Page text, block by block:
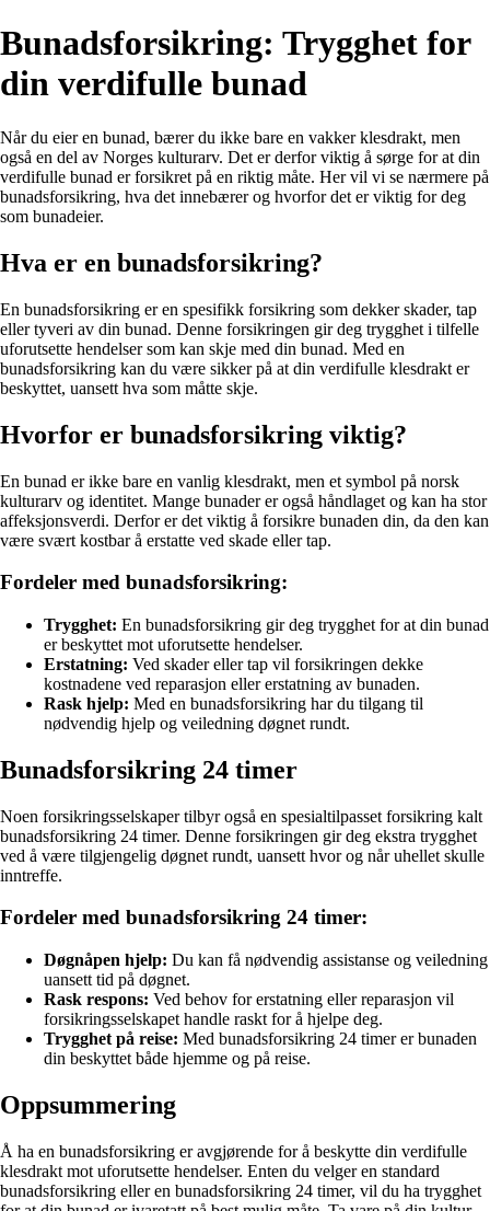
Bunadsforsikring: Trygghet for
din verdifulle bunad
Når du eier en bunad, bærer du ikke bare en vakker klesdrakt, men
også en del av Norges kulturarv. Det er derfor viktig å sørge for at din
verdifulle bunad er forsikret på en riktig måte. Her vil vi se nærmere på
bunadsforsikring, hva det innebærer og hvorfor det er viktig for deg
som bunadeier.
Hva er en bunadsforsikring?
En bunadsforsikring er en spesifikk forsikring som dekker skader, tap
eller tyveri av din bunad. Denne forsikringen gir deg trygghet i tilfelle
uforutsette hendelser som kan skje med din bunad. Med en
bunadsforsikring kan du være sikker på at din verdifulle klesdrakt er
beskyttet, uansett hva som måtte skje.
Hvorfor er bunadsforsikring viktig?
En bunad er ikke bare en vanlig klesdrakt, men et symbol på norsk
kulturarv og identitet. Mange bunader er også håndlaget og kan ha stor
affeksjonsverdi. Derfor er det viktig å forsikre bunaden din, da den kan
være svært kostbar å erstatte ved skade eller tap.
Fordeler med bunadsforsikring:
Trygghet: En bunadsforsikring gir deg trygghet for at din bunad
er beskyttet mot uforutsette hendelser.
Erstatning: Ved skader eller tap vil forsikringen dekke
kostnadene ved reparasjon eller erstatning av bunaden.
Rask hjelp: Med en bunadsforsikring har du tilgang til
nødvendig hjelp og veiledning døgnet rundt.
Bunadsforsikring 24 timer
Noen forsikringsselskaper tilbyr også en spesialtilpasset forsikring kalt
bunadsforsikring 24 timer. Denne forsikringen gir deg ekstra trygghet
ved å være tilgjengelig døgnet rundt, uansett hvor og når uhellet skulle
inntreffe.
Fordeler med bunadsforsikring 24 timer:
Døgnåpen hjelp: Du kan få nødvendig assistanse og veiledning
uansett tid på døgnet.
Rask respons: Ved behov for erstatning eller reparasjon vil
forsikringsselskapet handle raskt for å hjelpe deg.
Trygghet på reise: Med bunadsforsikring 24 timer er bunaden
din beskyttet både hjemme og på reise.
Oppsummering
Å ha en bunadsforsikring er avgjørende for å beskytte din verdifulle
klesdrakt mot uforutsette hendelser. Enten du velger en standard
bunadsforsikring eller en bunadsforsikring 24 timer, vil du ha trygghet